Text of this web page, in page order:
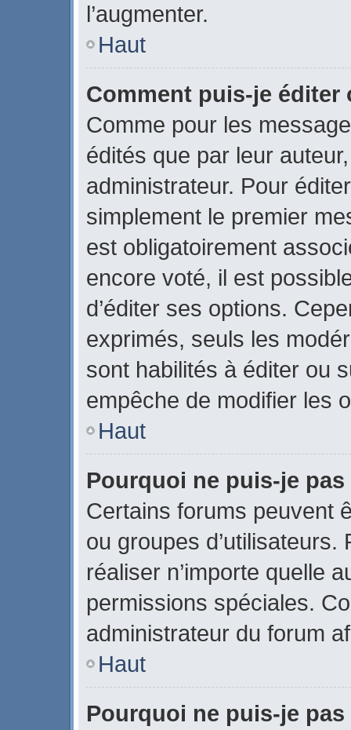
l’augmenter.
Haut
Comment puis-je
Comme pour les
édités que par leur
administrateur. Pour
simplement le premier
est obligatoirement
encore voté, il est
d’éditer ses options.
exprimés, seuls les
sont habilités à éditer ou
empêche de modifier les
Haut
Pourquoi ne puis-je
Certains forums peuvent
ou groupes
réaliser n’importe quelle
permissions spéciales.
administrateur du forum
Haut
Pourquoi ne puis-je